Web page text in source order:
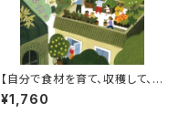
【自分で食材を育て、収穫して、
調理する喜び！】『フルールヴィル
のいちねん にわからうまれた せ
¥1,760